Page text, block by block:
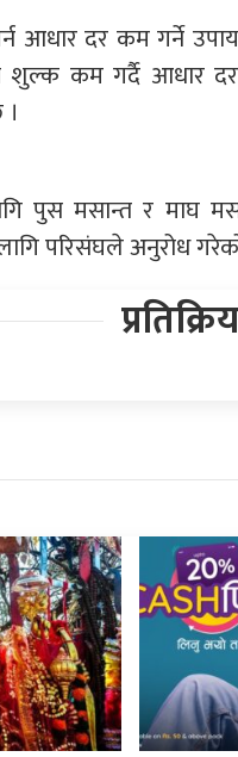
आधार दर कम गर्ने
शुल्क कम गर्दै आधार
पुस मसान्त र माघ
परिसंघले अनुरोध